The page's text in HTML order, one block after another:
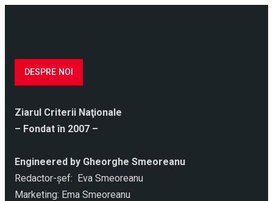
DESPRE NOI
Ziarul Criterii Naţionale
– Fondat în 2007 –
Engineered by Gheorghe Smeoreanu
Redactor-şef: Eva Smeoreanu
Marketing: Ema Smeoreanu